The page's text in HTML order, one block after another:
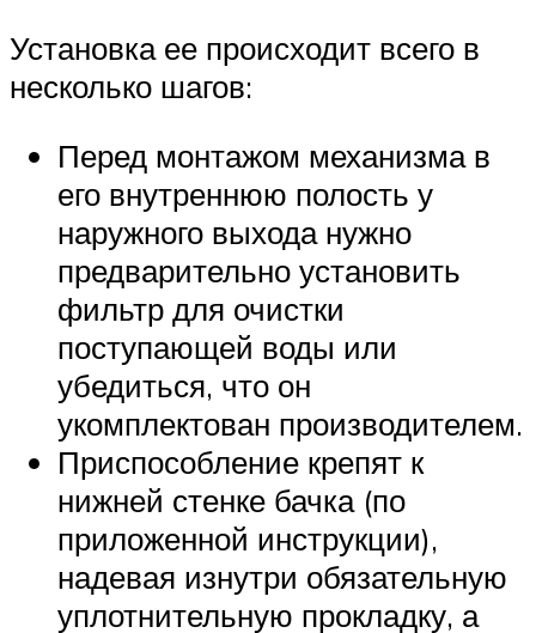
Установка ее происходит всего в
несколько шагов:
Перед монтажом механизма в
его внутреннюю полость у
наружного выхода нужно
предварительно установить
фильтр для очистки
поступающей воды или
убедиться, что он
укомплектован производителем.
Приспособление крепят к
нижней стенке бачка (по
приложенной инструкции),
надевая изнутри обязательную
уплотнительную прокладку, а